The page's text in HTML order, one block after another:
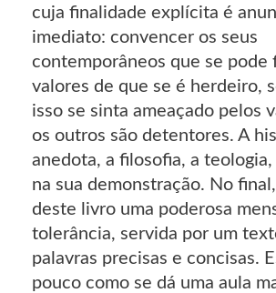
cuja finalidade explícita é
imediato: convencer os seus
contemporâneos que se pode
valores de que se é herdeiro,
isso se sinta ameaçado pelos
os outros são detentores. A
anedota, a filosofia, a
na sua demonstração. No
deste livro uma poderosa
tolerância, servida por um
palavras precisas e concisas.
pouco como se dá uma aula